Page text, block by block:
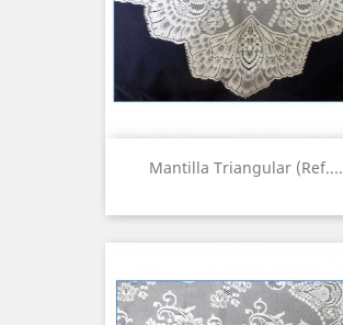
Mantilla Triangular (Ref....